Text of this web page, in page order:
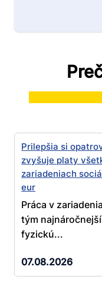
Prilepšia si
zvyšuje platy
zariadeniach
eur
Práca v
tým
fyzickú...
07.08.2026